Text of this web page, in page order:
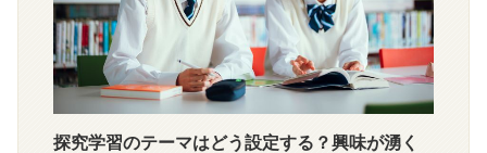
探究学習のテーマはどう設定する？興味が湧く